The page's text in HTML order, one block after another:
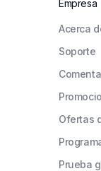
Empresa
Acerca
Soporte
Ofertas
Prueba